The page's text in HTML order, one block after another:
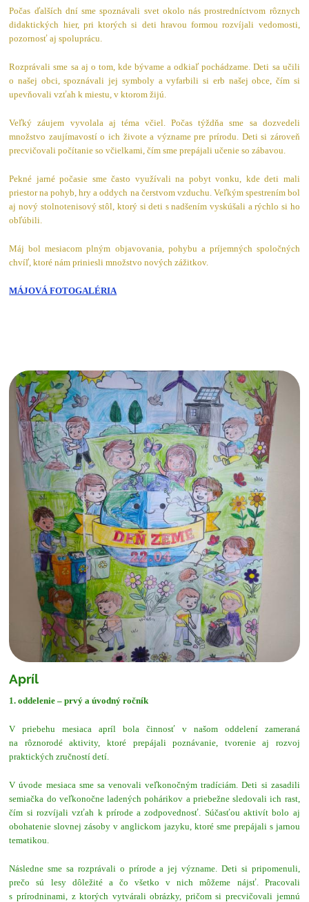
Počas ďalších dní sme spoznávali svet okolo nás prostredníctvom rôznych
didaktických hier, pri ktorých si deti hravou formou rozvíjali vedomosti,
pozornosť aj spoluprácu.
Rozprávali sme sa aj o tom, kde bývame a odkiaľ pochádzame. Deti sa učili
o našej obci, spoznávali jej symboly a vyfarbili si erb našej obce, čím si
upevňovali vzťah k miestu, v ktorom žijú.
Veľký záujem vyvolala aj téma včiel. Počas týždňa sme sa dozvedeli
množstvo zaujímavostí o ich živote a význame pre prírodu. Deti si zároveň
precvičovali počítanie so včielkami, čím sme prepájali učenie so zábavou.
Pekné jarné počasie sme často využívali na pobyt vonku, kde deti mali
priestor na pohyb, hry a oddych na čerstvom vzduchu. Veľkým spestrením bol
aj nový stolnotenisový stôl, ktorý si deti s nadšením vyskúšali a rýchlo si ho
obľúbili.
Máj bol mesiacom plným objavovania, pohybu a príjemných spoločných
chvíľ, ktoré nám priniesli množstvo nových zážitkov.
MÁJOVÁ FOTOGALÉRIA
Apríl
1. oddelenie – prvý a úvodný ročník
V priebehu mesiaca apríl bola činnosť v našom oddelení zameraná
na rôznorodé aktivity, ktoré prepájali poznávanie, tvorenie aj rozvoj
praktických zručností detí.
V úvode mesiaca sme sa venovali veľkonočným tradíciám. Deti si zasadili
semiačka do veľkonočne ladených pohárikov a priebežne sledovali ich rast,
čím si rozvíjali vzťah k prírode a zodpovednosť. Súčasťou aktivít bolo aj
obohatenie slovnej zásoby v anglickom jazyku, ktoré sme prepájali s jarnou
tematikou.
Následne sme sa rozprávali o prírode a jej význame. Deti si pripomenuli,
prečo sú lesy dôležité a čo všetko v nich môžeme nájsť. Pracovali
s prírodninami, z ktorých vytvárali obrázky, pričom si precvičovali jemnú